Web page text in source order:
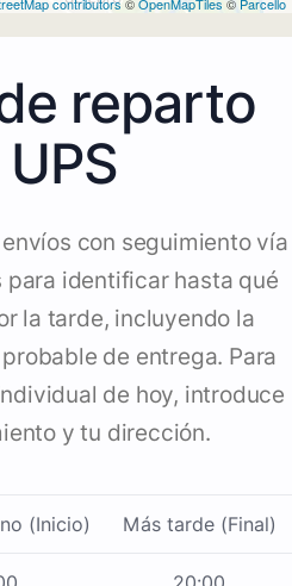
reparto
con seguimiento vía
para identificar hasta qué
la tarde, incluyendo la
de entrega. Para
de hoy, introduce
y tu dirección.
(Inicio) Más tarde (Final)